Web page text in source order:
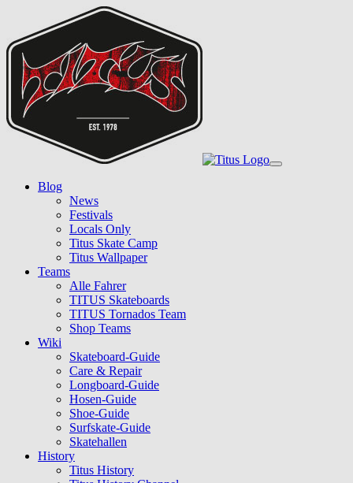
main
content
Toggle
Blog
News
Festivals
Locals Only
Titus Skate Camp
Titus Wallpaper
Teams
Alle Fahrer
TITUS Skateboards
TITUS Tornados Team
Shop Teams
Wiki
Skateboard-Guide
Care & Repair
Longboard-Guide
Hosen-Guide
Shoe-Guide
Surfskate-Guide
Skatehallen
History
Titus History